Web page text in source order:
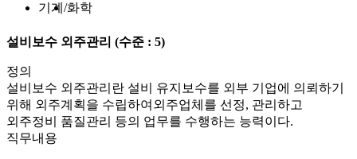
기계 화학
설비보수 외주관리 (수준 : 5)
정의
설비보수 외주관리란 설비 유지보수를 외부 기업에 의뢰하기
위해 외주계획을 수립하여외주업체를 선정, 관리하고
외주정비 품질관리 등의 업무를 수행하는 능력이다.
직무내용